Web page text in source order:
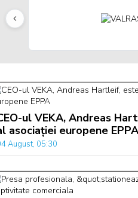
ul VEKA, Andreas
asociației europene EPPA
August, 05:30